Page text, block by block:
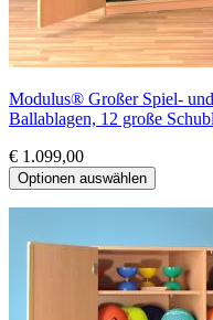
Modulus® Großer Spiel-
Ballablagen, 12 große
€ 1.099,00